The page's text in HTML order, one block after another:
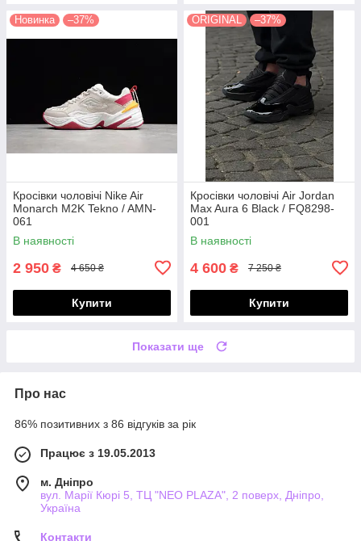
Новинка –37%
Кросівки чоловічі Nike Air
Monarch M2K Tekno / AMN-
061
В наявності
2 950 ₴ 4 650 ₴
Купити
ORIGINAL –37%
Кросівки чоловічі Air Jordan
Max Aura 6 Black / FQ8298-
001
В наявності
4 600 ₴ 7 250 ₴
Купити
Показати ще
Про нас
86% позитивних з 86 відгуків за рік
Працює з 19.05.2013
м. Дніпро
вул. Марії Кюрі 5, ТЦ "NEO PLAZA", 2 поверх, Дніпро,
Україна
Контакти